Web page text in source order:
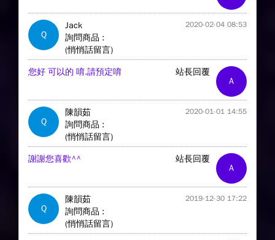
Q
Jack 2020-02-04 08:53
詢問商品 :
(悄悄話留言)
A
站長回覆
您好 可以的 唷.請預定唷
Q
陳韻茹 2020-01-01 14:55
詢問商品 :
(悄悄話留言)
A
站長回覆
謝謝您喜歡^^
Q
陳韻茹 2019-12-30 17:22
詢問商品 :
(悄悄話留言)